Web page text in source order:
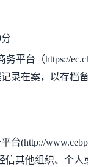
平台（https://
录在案，以存档
台(http://
信其他组织、个